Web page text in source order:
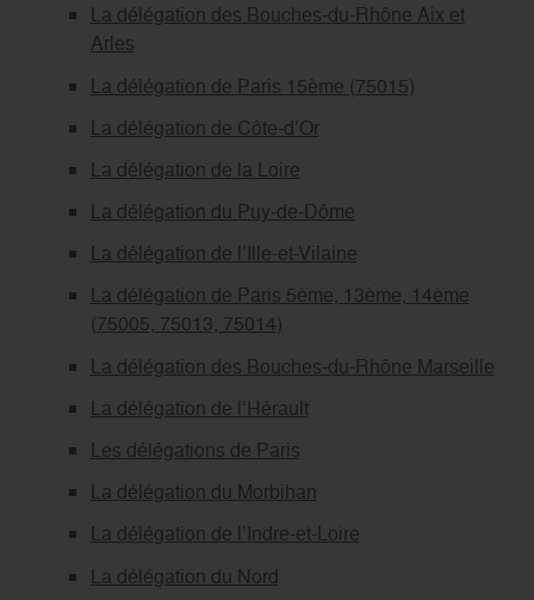
La délégation des Bouches-du-Rhône Aix et
Arles
La délégation de Paris 15ème (75015)
La délégation de Côte-d’Or
La délégation de la Loire
La délégation du Puy-de-Dôme
La délégation de l’Ille-et-Vilaine
La délégation de Paris 5ème, 13ème, 14ème
(75005, 75013, 75014)
La délégation des Bouches-du-Rhône Marseille
La délégation de l’Hérault
Les délégations de Paris
La délégation du Morbihan
La délégation de l’Indre-et-Loire
La délégation du Nord